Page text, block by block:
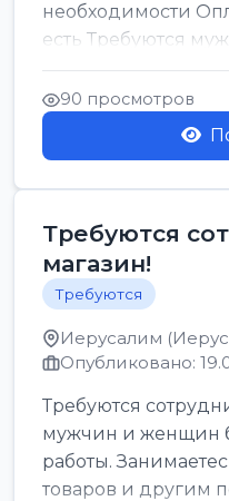
необходимости
есть Требуются
Только
90 просмотров
Требуются
магазин!
Требуются
Иерусалим
Опубликовано:
Требуются
мужчин и женщин
работы.
товаров и другим